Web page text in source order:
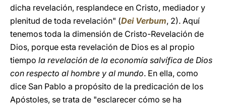
dicha revelación, resplandece en Cristo, mediador y
plenitud de toda revelación" (Dei Verbum, 2). Aquí
tenemos toda la dimensión de Cristo-Revelación de
Dios, porque esta revelación de Dios es al propio
tiempo la revelación de la economía salvífica de Dios
con respecto al hombre y al mundo. En ella, como
dice San Pablo a propósito de la predicación de los
Apóstoles, se trata de "esclarecer cómo se ha